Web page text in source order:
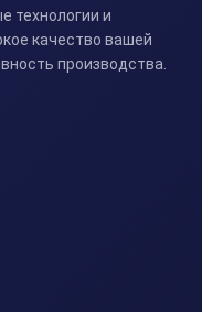
технологии и
качество вашей
производства.